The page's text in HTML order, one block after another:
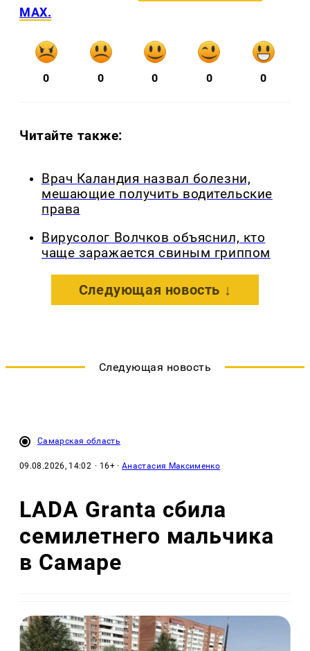
MAX.
0 0 0 0 0
Читайте также:
Врач Каландия назвал болезни,
мешающие получить водительские
права
Вирусолог Волчков объяснил, кто
чаще заражается свиным гриппом
Следующая новость ↓
Следующая новость
Самарская область
09.08.2026, 14:02 · 16+ ·Анастасия Максименко
LADA Granta сбила
семилетнего мальчика
в Самаре